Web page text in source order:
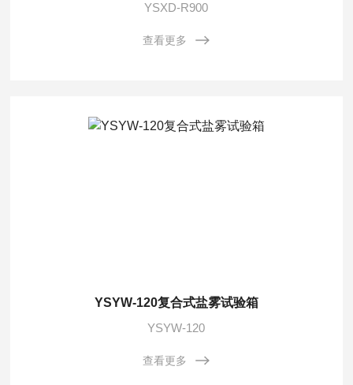
YSXD-R900
查看更多
YSYW-120复合式盐雾试验箱
YSYW-120
查看更多